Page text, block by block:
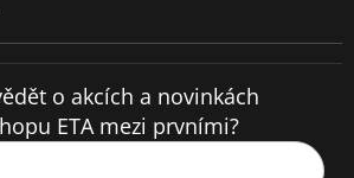
o akcích a novinkách
ETA mezi prvními?